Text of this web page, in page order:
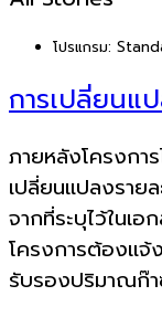
โปรแกรม:
การเปลี่ยนแ
ภายหลังโครงก
เปลี่ยนแปลงราย
จากที่ระบุไว้ใ
โครงการต้อง
รับรองปริมาณก๊